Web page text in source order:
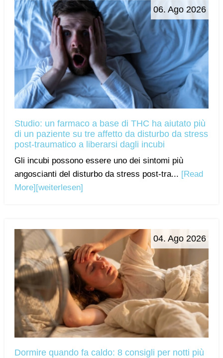
06. Ago 2026
Studio: un farmaco a base di THC ha aiutato più
di un paziente su tre affetto da disturbo da stress
post-traumatico a liberarsi dagli incubi
Gli incubi possono essere uno dei sintomi più
angoscianti del disturbo da stress post-tra... [Read
More] [weiterlesen]
04. Ago 2026
Dormire quando fa caldo: 8 consigli per notti più